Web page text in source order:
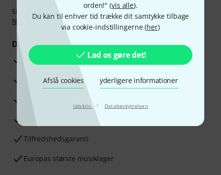
orden!" (vis alle).
Du kan til enhver tid trække dit samtykke tilbage
via cookie-indstillingerne (her)
Lad os gøre det!
Afslå cookies yderligere informationer
Udskriv · Databeskyttelsen
Sikker betaling med Bankoverførsel, PayPal, Klarna Betal
Nu
Klarna betaling i rater eller Kreditkort.
Dine fordele
3 års Thomann Garanti
30 dages money back garanti
Råd fra vores eksperter
Tilfredshedsgaranti
Europas største musiklager